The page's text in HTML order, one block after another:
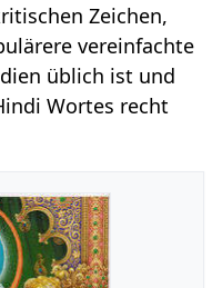
Zeichen,
vereinfachte
üblich ist und
Wortes recht